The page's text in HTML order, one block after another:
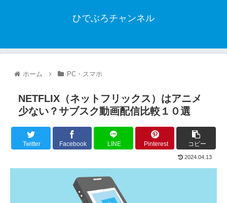
ひでぶろチャンネル
ホーム PC・スマホ
NETFLIX（ネットフリックス）はアニメ
少ない？サブスク動画配信比較１０選
Twitter Facebook LINE Pinterest コピー
2024.04.13